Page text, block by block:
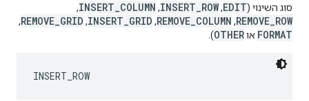
סוג השינוי (EDIT
,‏
INSERT_ROW
,‏
INSERT_COLUMN
,‏
REMOVE_ROW
,‏
REMOVE_COLUMN
,‏
INSERT_GRID
,‏
REMOVE_GRID
,‏
FORMAT אוOTHER
).
INSERT_ROW